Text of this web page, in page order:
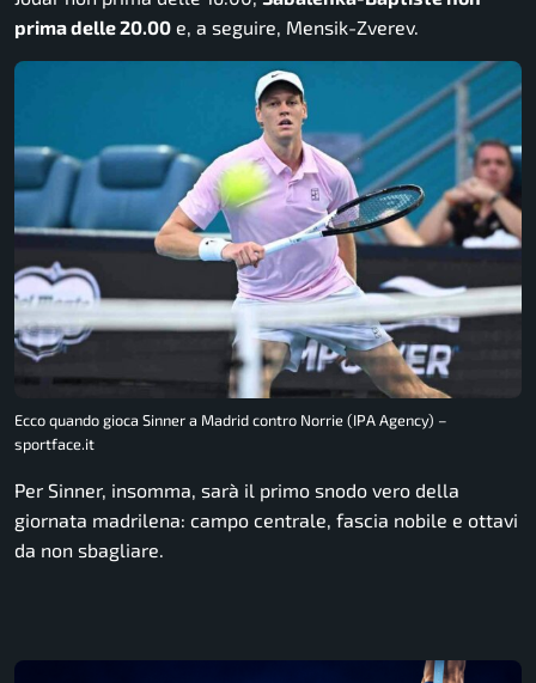
prima delle 20.00 e, a seguire, Mensik-Zverev.
Ecco quando gioca Sinner a Madrid contro Norrie (IPA Agency) –
sportface.it
Per Sinner, insomma, sarà il primo snodo vero della
giornata madrilena: campo centrale, fascia nobile e ottavi
da non sbagliare.